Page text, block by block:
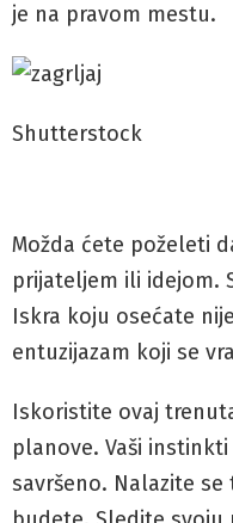
je na pravom mestu.
Shutterstock
Možda ćete poželeti
prijateljem ili idejom.
Iskra koju osećate
entuzijazam koji se
Iskoristite ovaj
planove. Vaši
savršeno. Nalazite